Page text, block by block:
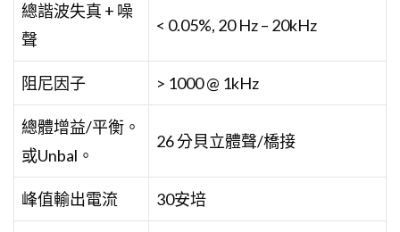
總諧波失真 + 噪
聲
< 0.05%, 20 Hz – 20kHz
阻尼因子 > 1000 @ 1kHz
總體增益/平衡。
或Unbal。
26 分貝立體聲/橋接
峰值輸出電流 30安培